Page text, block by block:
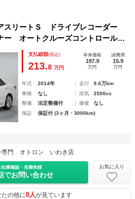
スリートＳ ドライブレコーダー
ー オートクルーズコントロール
ホイール オートライト ＨＩ
盗難防止システム 衝突安全ボデ
支払総額(税込)
213.8 万円
本体価格
197.9
万円
諸費用
15.9
万円
年式 2014年 走行
9.6万km
車検
なし 排気
2500cc
整備
法定整備付 修復
なし
保証
保証付 (3ヶ月・3000km)
専門 オトロン いわき店
在庫確認・見積依頼
でお問い合わせ
お気に入り
の他に8人が見ています